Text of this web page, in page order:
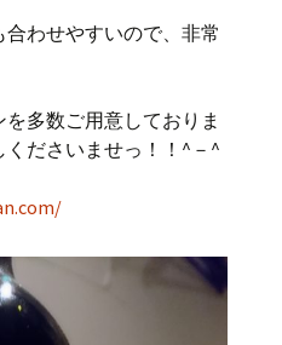
わせやすいので、非常
多数ご用意しておりま
ださいませっ！！^－^